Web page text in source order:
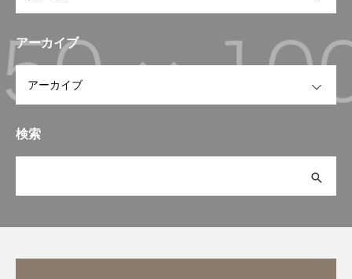
アーカイブ
検索